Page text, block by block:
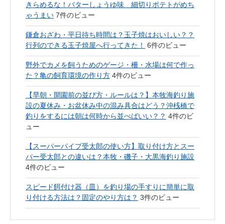
きらめるな！バターしょうゆ味 細切りポテトがめち
ゃうまい 7件のビュー
鎌倉おざわ・平日待ち時間は？玉子焼はおいしい？？
行列のできる玉子焼屋へ行ってきた！
6件のビュー
野外でカメを飼うためのゲージ・柵・水場は何で作っ
た？亀の飼育環境の作り方 4件のビュー
【早朝・開園前の並び方・ルールは？】本牧海釣り施
設の夏休み・お盆休み中の混み具合はどう？沖桟橋で
釣りをするには朝は何時から並べばいい？？ 4件のビ
ュー
【スーパーパイプ受太郎の使い方】取り付け方とスー
パー受太郎との違いは？本牧・磯子・大黒海釣り施設
4件のビュー
スピード餌付け器（皿）を釣り場の手すりに簡単に取
り付ける方法は？固定のやり方は？ 3件のビュー